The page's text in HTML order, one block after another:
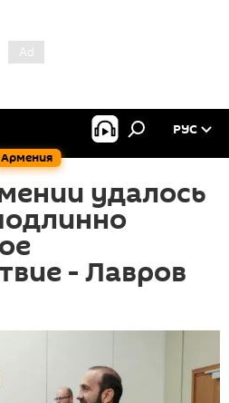
Армения
РУС
удалось
- Лавров